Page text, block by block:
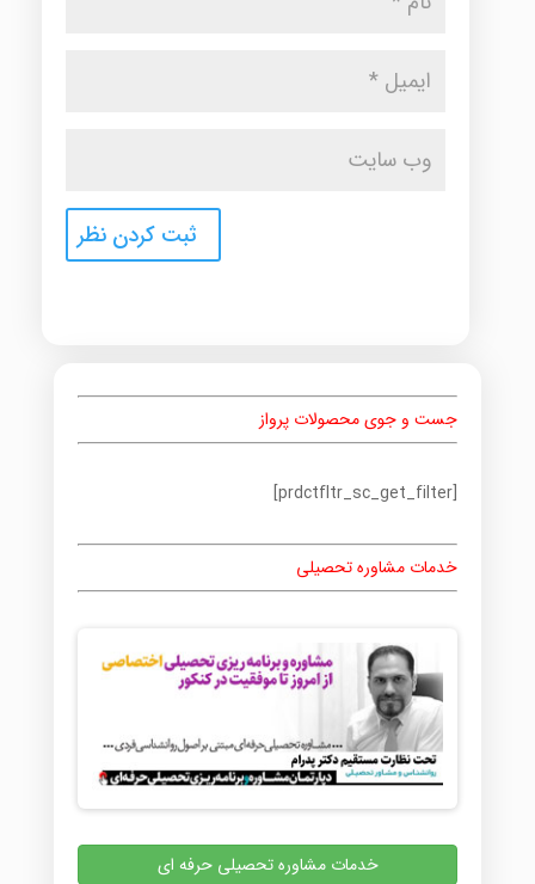
جست و جوی محصولات پرواز
[prdctfltr_sc_get_filter]
خدمات مشاوره تحصیلی
خدمات مشاوره تحصیلی حرفه ای